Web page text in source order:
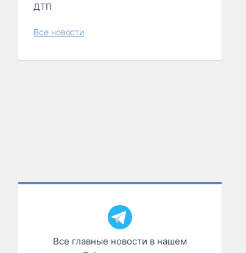
ДТП
Все новости
Все главные новости в нашем